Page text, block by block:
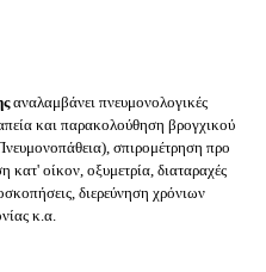
αναλαμβάνει πνευμονολογικές
και παρακολούθηση βρογχικού
σπιρομέτρηση προ
κατ' οίκον, οξυμετρία, διαταραχές
διερεύνηση χρόνιων
κ.α.